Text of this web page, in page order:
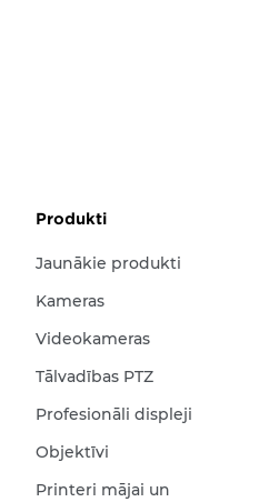
Produkti
Jaunākie produkti
Kameras
Videokameras
Tālvadības PTZ
Profesionāli displeji
Objektīvi
Printeri mājai un